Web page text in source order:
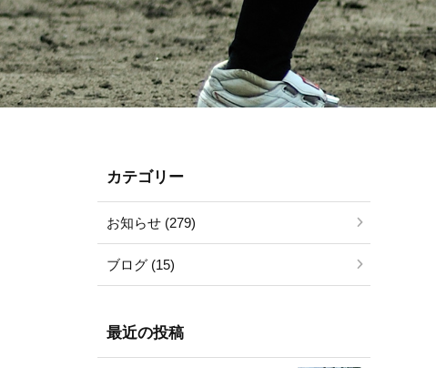
カテゴリー
お知らせ (279)
ブログ (15)
最近の投稿